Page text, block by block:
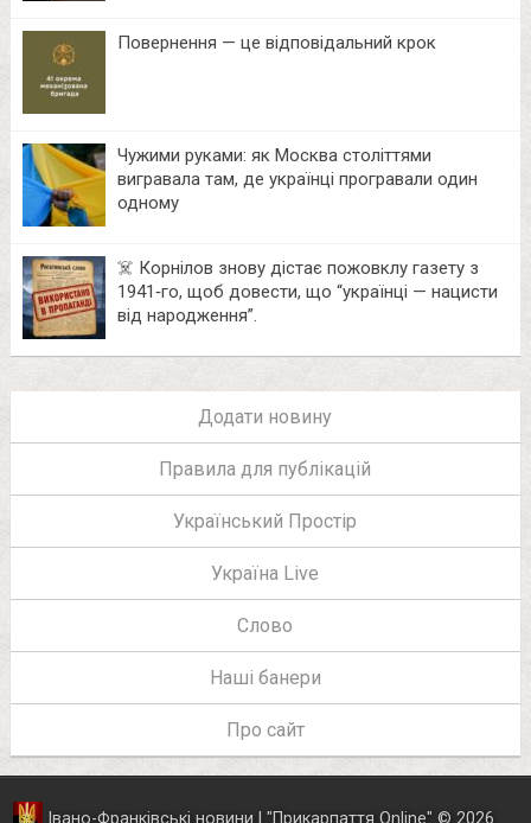
Повернення — це відповідальний крок
Чужими руками: як Москва століттями
вигравала там, де українці програвали один
одному
☠️ Корнілов знову дістає пожовклу газету з
1941‑го, щоб довести, що “українці — нацисти
від народження”.
Додати новину
Правила для публікацій
Український Простір
Україна Live
Слово
Наші банери
Про сайт
Івано-Франківські новини | "Прикарпаття Online" © 2026